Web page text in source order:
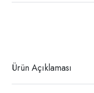
Ürün Açıklaması